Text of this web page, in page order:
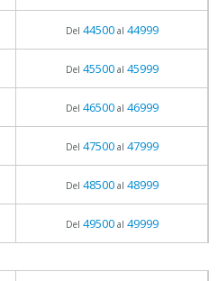
Del 44500al 44999
Del 45500al 45999
Del 46500al 46999
Del 47500al 47999
Del 48500al 48999
Del 49500al 49999